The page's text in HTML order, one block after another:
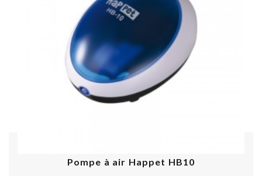
Pompe à air Happet HB10